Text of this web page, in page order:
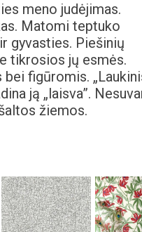
meno judėjimas.
Matomi teptuko
gyvasties. Piešinių
tikrosios jų esmės.
figūromis.
ją „laisva”.
žiemos.